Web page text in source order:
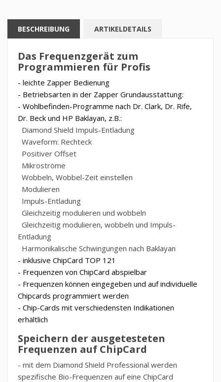
BESCHREIBUNG ARTIKELDETAILS
Das Frequenzgerät zum
Programmieren für Profis
- leichte Zapper Bedienung
- Betriebsarten in der Zapper Grundausstattung:
- Wohlbefinden-Programme nach Dr. Clark, Dr. Rife,
Dr. Beck und HP Baklayan, z.B.:
Diamond Shield Impuls-Entladung
Waveform: Rechteck
Positiver Offset
Mikroströme
Wobbeln, Wobbel-Zeit einstellen
Modulieren
Impuls-Entladung
Gleichzeitig modulieren und wobbeln
Gleichzeitig modulieren, wobbeln und Impuls-
Entladung
Harmonikalische Schwingungen nach Baklayan
- inklusive ChipCard TOP 121
- Frequenzen von ChipCard abspielbar
- Frequenzen können eingegeben und auf individuelle
Chipcards programmiert werden
- Chip-Cards mit verschiedensten Indikationen
erhältlich
Speichern der ausgetesteten
Frequenzen auf ChipCard
- mit dem Diamond Shield Professional werden
spezifische Bio-Frequenzen auf eine ChipCard